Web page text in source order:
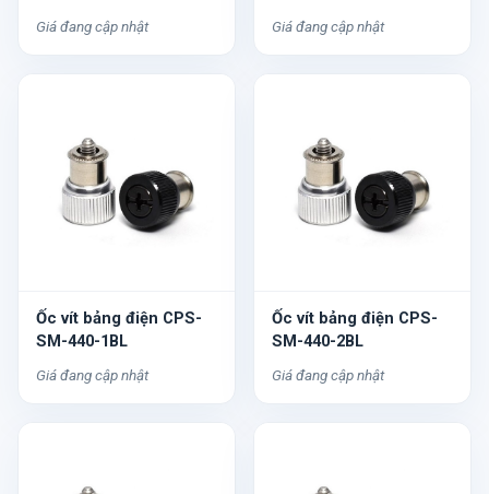
Giá đang cập nhật Giá đang cập nhật
Ốc vít bảng điện CPS-
SM-440-1BL
Giá đang cập nhật
Ốc vít bảng điện CPS-
SM-440-2BL
Giá đang cập nhật